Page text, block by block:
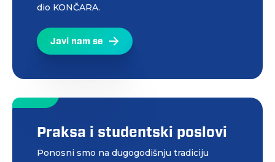
dio KONČARA.
Javi nam se
Praksa i studentski poslovi
Ponosni smo na dugogodišnju tradiciju